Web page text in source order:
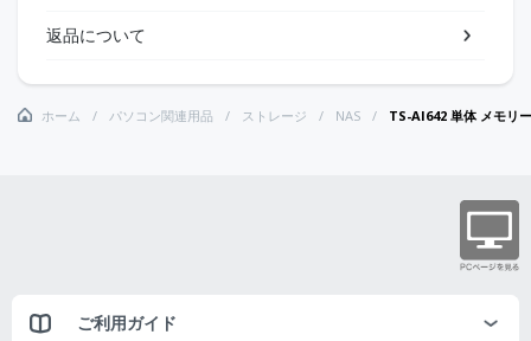
返品について
ホーム パソコン関連用品 ストレージ NAS TS-AI642 単体 メモリ
ご利用ガイド